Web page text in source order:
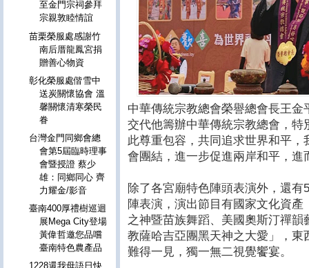
中華傳統宗教總會榮譽總會長王
交代他籌辦中華傳統宗教總會，
此尊重包容，共同追求世界和平
會團結，進一步促進兩岸和平，進
除了各宮廟特色陣頭表演外，還
陣表演，演出節目有國家文化資
之神暨苗族舞蹈、美國奧斯汀禪
教薩哈吉亞團黑天神之大愛」，
難得一見，獨一無二視覺饗宴。
至金門宗祠參拜
宗親敦睦情誼
苗栗榮服處感謝竹
南后厝龍鳳宮捐
贈善心物資
彰化榮服處偕雪中
送炭關懷協會 溫
馨關懷清寒榮民
眷
台灣金門同鄉會總
會第5屆臨時理事
會暨授證 蔡少
雄：同鄉同心 齊
力耀金/影音
臺南400厚禮樹巡迴
展Mega City登場
黃偉哲邀您品嚐
臺南特色農產品
1228還我母語日快